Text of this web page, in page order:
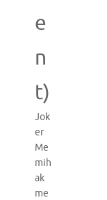
e
n
t)
Jok
er
Me
mih
ak
me